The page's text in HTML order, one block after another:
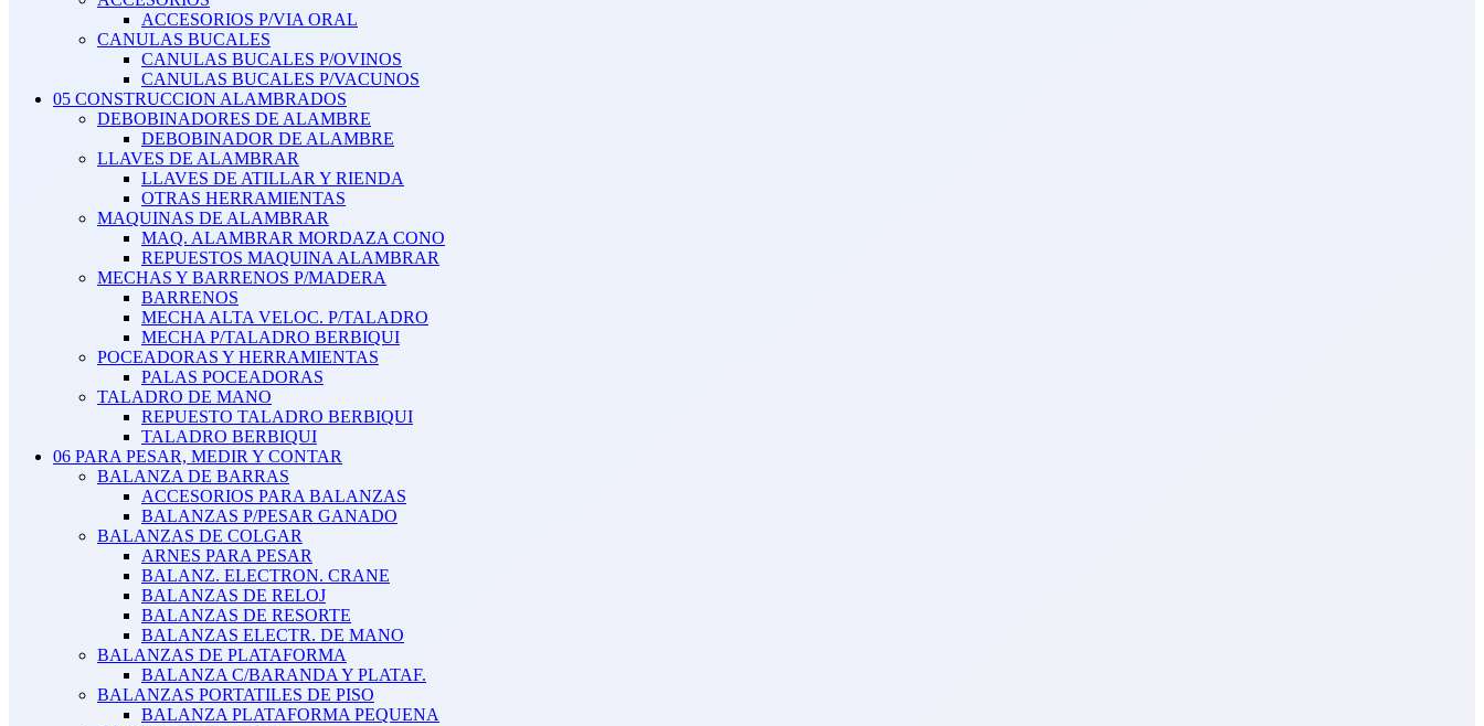
ACCESORIOS P/VIA ORAL
CANULAS BUCALES
CANULAS BUCALES P/OVINOS
CANULAS BUCALES P/VACUNOS
05 CONSTRUCCION ALAMBRADOS
DEBOBINADORES DE ALAMBRE
DEBOBINADOR DE ALAMBRE
LLAVES DE ALAMBRAR
LLAVES DE ATILLAR Y RIENDA
OTRAS HERRAMIENTAS
MAQUINAS DE ALAMBRAR
MAQ. ALAMBRAR MORDAZA CONO
REPUESTOS MAQUINA ALAMBRAR
MECHAS Y BARRENOS P/MADERA
BARRENOS
MECHA ALTA VELOC. P/TALADRO
MECHA P/TALADRO BERBIQUI
POCEADORAS Y HERRAMIENTAS
PALAS POCEADORAS
TALADRO DE MANO
REPUESTO TALADRO BERBIQUI
TALADRO BERBIQUI
06 PARA PESAR, MEDIR Y CONTAR
BALANZA DE BARRAS
ACCESORIOS PARA BALANZAS
BALANZAS P/PESAR GANADO
BALANZAS DE COLGAR
ARNES PARA PESAR
BALANZ. ELECTRON. CRANE
BALANZAS DE RELOJ
BALANZAS DE RESORTE
BALANZAS ELECTR. DE MANO
BALANZAS DE PLATAFORMA
BALANZA C/BARANDA Y PLATAF.
BALANZAS PORTATILES DE PISO
BALANZA PLATAFORMA PEQUENA